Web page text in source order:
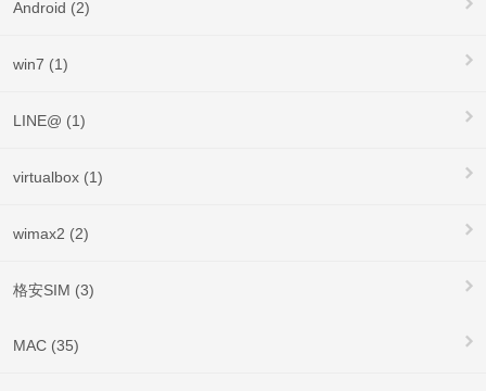
Android (2)
win7 (1)
LINE@ (1)
virtualbox (1)
wimax2 (2)
格安SIM (3)
MAC (35)